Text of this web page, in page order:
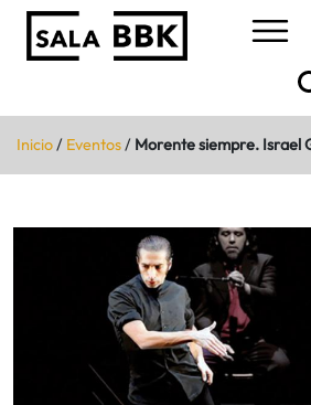
Inicio/ Eventos/ Morente siempre. Israel